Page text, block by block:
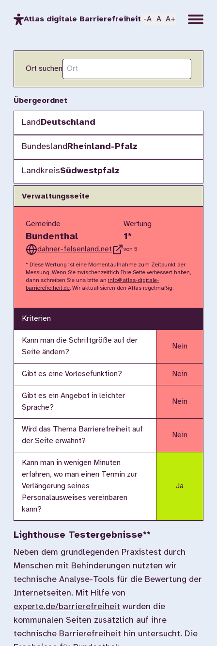
Atlas digitale Barrierefreiheit -A A A+ Menu
Ort suchen
Übergeordnet
LandDeutschland
BundeslandRheinland-Pfalz
LandkreisSüdwestpfalz
Verwaltungsseite
Gemeinde
Bundenthal
dahner-felsenland.net
Wertung
1*
von 5
* Diese Wertung ist eine Momentaufnahme zum Zeitpunkt der
Messung. Wenn Sie zwischenzeitlich Ihre Seite verbessert haben,
dann schreiben Sie uns bitte an info@atlas-digitale-
barrierefreiheit.de. Wir aktualisieren den Atlas regelmäßig.
Kriterien
Kann man die Schriftgröße auf der
Seite ändern?
Nein
Gibt es eine Vorlesefunktion? Nein
Gibt es ein Angebot in leichter
Sprache?
Nein
Wird das Thema Barrierefreiheit auf
der Seite erwähnt?
Nein
Kann man in wenigen Minuten
erfahren, wo man einen Termin zur
Verlängerung seines
Personalausweises vereinbaren
kann?
Ja
Lighthouse Testergebnisse**
Neben dem grundlegenden Praxistest durch
Menschen mit Behinderungen nutzten wir
technische Analyse-Tools für die Bewertung der
Internetseiten. Mit Hilfe von
experte.de/barrierefreiheit wurden die
kommunalen Seiten zusätzlich auf ihre
technische Barrierefreiheit hin untersucht. Die